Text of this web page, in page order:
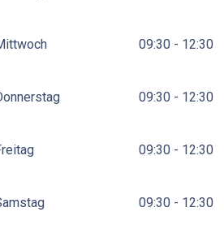
09:30 - 12:30
09:30 - 12:30
09:30 - 12:30
09:30 - 12:30